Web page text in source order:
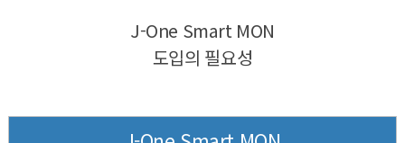
J-One Smart MON
도입의 필요성